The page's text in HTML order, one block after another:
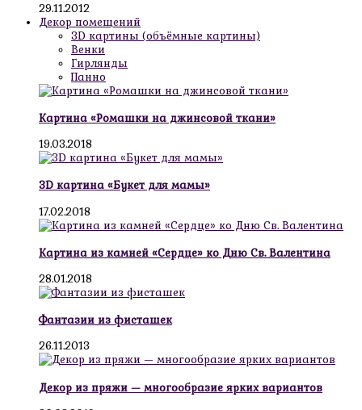
29.11.2012
Декор помещений
3D картины (объёмные картины)
Венки
Гирлянды
Панно
Картина «Ромашки на джинсовой ткани»
19.03.2018
3D картина «Букет для мамы»
17.02.2018
Картина из камней «Сердце» ко Дню Св. Валентина
28.01.2018
Фантазии из фисташек
26.11.2013
Декор из пряжи — многообразие ярких вариантов